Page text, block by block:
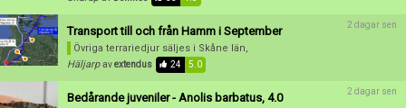
Transport till och från Hamm i September
Övriga terrariedjur säljes i Skåne län,
Häljarp avextendus 24 5.0
2 dagar sen
Bedårande juveniler - Anolis barbatus, 4.0 2 dagar sen